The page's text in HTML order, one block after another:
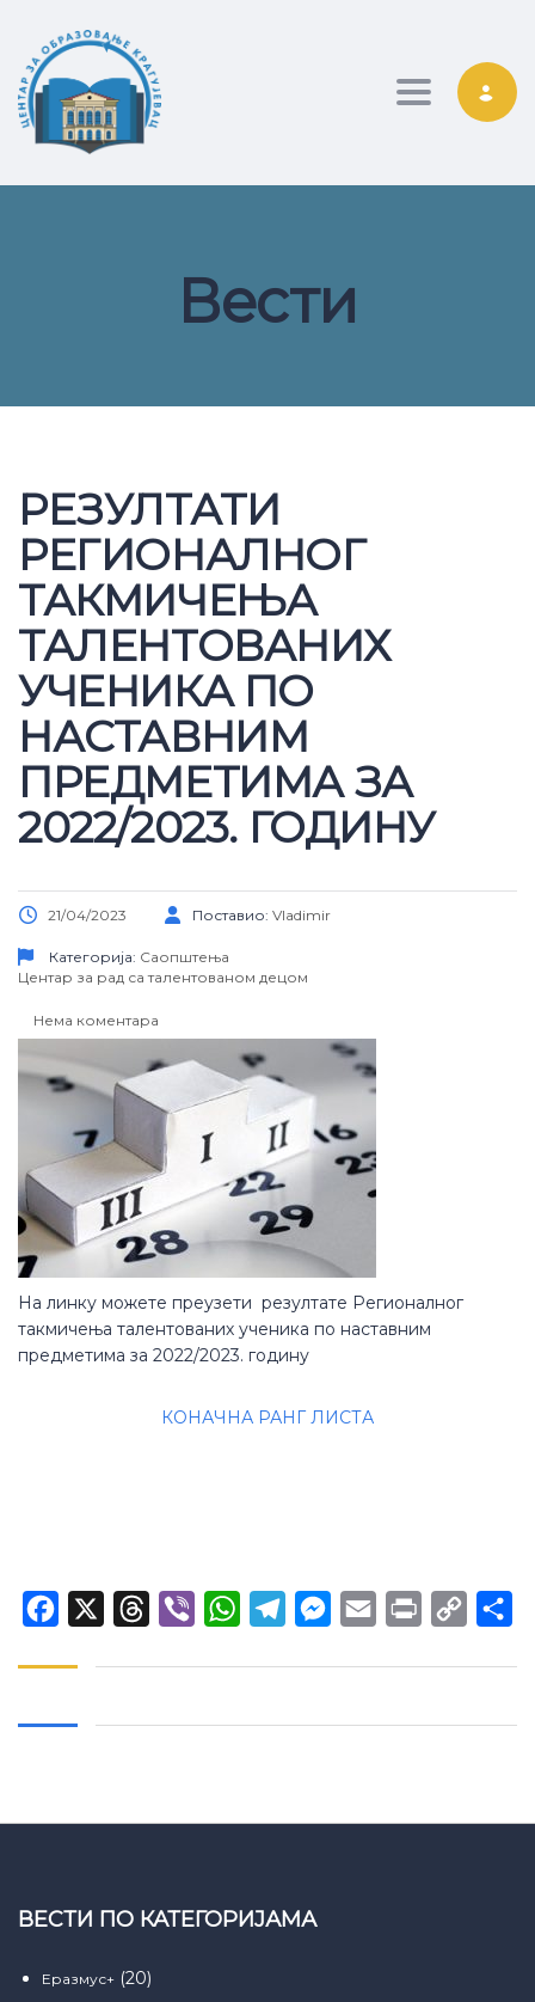
Toggle
Вести
РЕЗУЛТАТИ
РЕГИОНАЛНОГ
ТАКМИЧЕЊА
ТАЛЕНТОВАНИХ
УЧЕНИКА ПО
НАСТАВНИМ
ПРЕДМЕТИМА ЗА
2022/2023. ГОДИНУ
21/04/2023 Поставио: Vladimir
Категорија: Саопштења
Центар за рад са талентованом децом
Нема коментара
На линку можете преузети резултате Регионалног
такмичења талентованих ученика по наставним
предметима за 2022/2023. годину
КОНАЧНА РАНГ ЛИСТА
Facebook Threads
Viber WhatsAppTelegramMessenger
Email Print
Copy
ВЕСТИ ПО КАТЕГОРИЈАМА
Еразмус+ (20)